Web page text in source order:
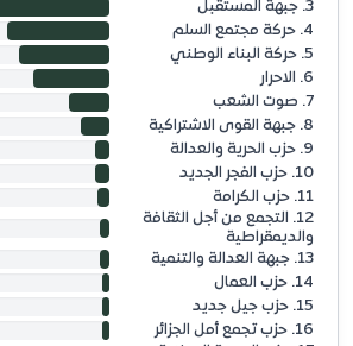
3. جبهة المستقبل
4. حركة مجتمع السلم
5. حركة البناء الوطني
6. الاحرار
7. صوت الشعب
8. جبهة القوى الاشتراكية
9. حزب الحرية والعدالة
10. حزب الفجر الجديد
11. حزب الكرامة
12. التجمع من أجل الثقافة
والديمقراطية
13. جبهة العدالة والتنمية
14. حزب العمال
15. حزب جيل جديد
16. حزب تجمع أمل الجزائر